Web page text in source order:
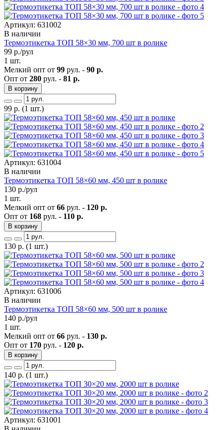
Артикул: 631002
В наличии
Термоэтикетка ТОП 58×30 мм, 700 шт в ролике
99 р./рул
1 шт.
Мелкий опт от 99 рул. - 90 р.
Опт от 280 рул. - 81 р.
В корзину
99 р. (1 шт.)
Артикул: 631004
В наличии
Термоэтикетка ТОП 58×60 мм, 450 шт в ролике
130 р./рул
1 шт.
Мелкий опт от 66 рул. - 120 р.
Опт от 168 рул. - 110 р.
В корзину
130 р. (1 шт.)
Артикул: 631006
В наличии
Термоэтикетка ТОП 58×60 мм, 500 шт в ролике
140 р./рул
1 шт.
Мелкий опт от 66 рул. - 130 р.
Опт от 170 рул. - 120 р.
В корзину
140 р. (1 шт.)
Артикул: 631001